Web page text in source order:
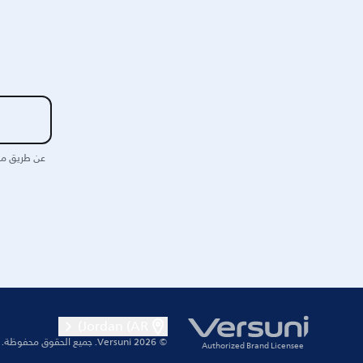
عن طريق
Authorized Brand Licensee
© 2026 Versuni. جميع الحقوق محفوظة.